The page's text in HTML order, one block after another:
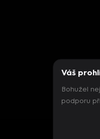
Váš
Bohužel
podporu